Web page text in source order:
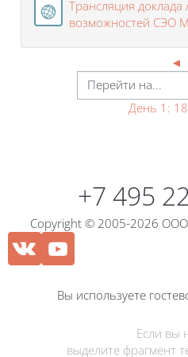
Трансляция
возможностей СЭО
◄
День 1:
+7 495
Copyright © 2005-2026 ООО
Вы используете
Если вы
выделите фрагмент